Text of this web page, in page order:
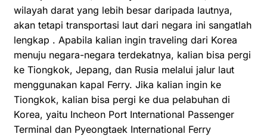
wilayah darat yang lebih besar daripada lautnya,
akan tetapi transportasi laut dari negara ini sangatlah
lengkap . Apabila kalian ingin traveling dari Korea
menuju negara-negara terdekatnya, kalian bisa pergi
ke Tiongkok, Jepang, dan Rusia melalui jalur laut
menggunakan kapal Ferry. Jika kalian ingin ke
Tiongkok, kalian bisa pergi ke dua pelabuhan di
Korea, yaitu Incheon Port International Passenger
Terminal dan Pyeongtaek International Ferry